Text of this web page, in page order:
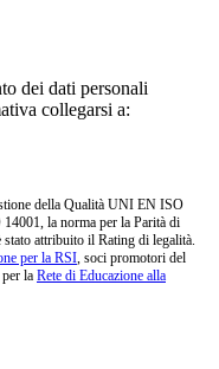
dei dati personali
collegarsi a:
della Qualità UNI EN ISO
la norma per la Parità di
attribuito il Rating di legalità.
per la RSI, soci promotori del
la Rete di Educazione alla